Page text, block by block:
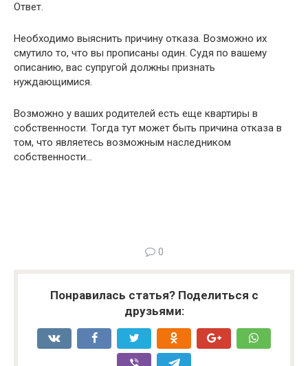
Ответ.
Необходимо выяснить причину отказа. Возможно их
смутило то, что вы прописаны один. Судя по вашему
описанию, вас супругой должны признать
нуждающимися.
Возможно у ваших родителей есть еще квартиры в
собственности. Тогда тут может быть причина отказа в
том, что являетесь возможным наследником
собственности…
0
Понравилась статья? Поделиться с
друзьями: